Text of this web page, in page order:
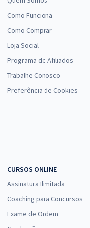
Como Funciona
Como Comprar
Loja Social
Programa de Afiliados
Trabalhe Conosco
Preferência de Cookies
CURSOS ONLINE
Assinatura Ilimitada
Coaching para Concursos
Exame de Ordem